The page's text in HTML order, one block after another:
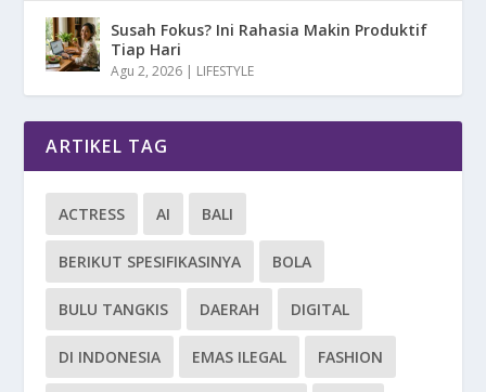
Susah Fokus? Ini Rahasia Makin Produktif
Tiap Hari
Agu 2, 2026 | LIFESTYLE
ARTIKEL TAG
ACTRESS AI BALI
BERIKUT SPESIFIKASINYA BOLA
BULU TANGKIS DAERAH DIGITAL
DI INDONESIA EMAS ILEGAL FASHION